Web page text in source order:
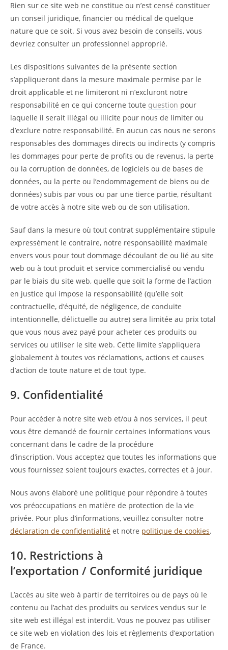
Rien sur ce site web ne constitue ou n’est censé constituer
un conseil juridique, financier ou médical de quelque
nature que ce soit. Si vous avez besoin de conseils, vous
devriez consulter un professionnel approprié.
Les dispositions suivantes de la présente section
s’appliqueront dans la mesure maximale permise par le
droit applicable et ne limiteront ni n’excluront notre
responsabilité en ce qui concerne toute question pour
laquelle il serait illégal ou illicite pour nous de limiter ou
d’exclure notre responsabilité. En aucun cas nous ne serons
responsables des dommages directs ou indirects (y compris
les dommages pour perte de profits ou de revenus, la perte
ou la corruption de données, de logiciels ou de bases de
données, ou la perte ou l’endommagement de biens ou de
données) subis par vous ou par une tierce partie, résultant
de votre accès à notre site web ou de son utilisation.
Sauf dans la mesure où tout contrat supplémentaire stipule
expressément le contraire, notre responsabilité maximale
envers vous pour tout dommage découlant de ou lié au site
web ou à tout produit et service commercialisé ou vendu
par le biais du site web, quelle que soit la forme de l’action
en justice qui impose la responsabilité (qu’elle soit
contractuelle, d’équité, de négligence, de conduite
intentionnelle, délictuelle ou autre) sera limitée au prix total
que vous nous avez payé pour acheter ces produits ou
services ou utiliser le site web. Cette limite s’appliquera
globalement à toutes vos réclamations, actions et causes
d’action de toute nature et de tout type.
9. Confidentialité
Pour accéder à notre site web et/ou à nos services, il peut
vous être demandé de fournir certaines informations vous
concernant dans le cadre de la procédure
d’inscription. Vous acceptez que toutes les informations que
vous fournissez soient toujours exactes, correctes et à jour.
Nous avons élaboré une politique pour répondre à toutes
vos préoccupations en matière de protection de la vie
privée. Pour plus d’informations, veuillez consulter notre
déclaration de confidentialité et notre politique de cookies.
10. Restrictions à
l’exportation / Conformité juridique
L’accès au site web à partir de territoires ou de pays où le
contenu ou l’achat des produits ou services vendus sur le
site web est illégal est interdit. Vous ne pouvez pas utiliser
ce site web en violation des lois et règlements d’exportation
de France.